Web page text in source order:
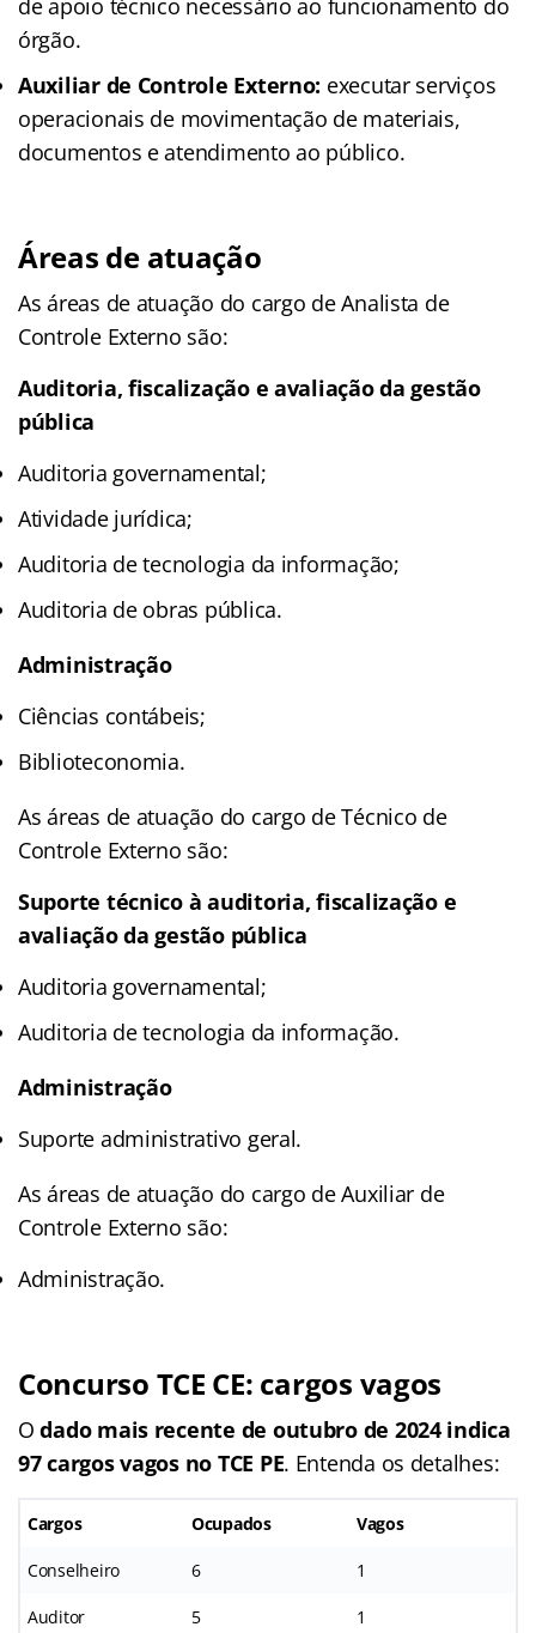
órgão.
Auxiliar de Controle Externo: executar serviços
operacionais de movimentação de materiais,
documentos e atendimento ao público.
Áreas de atuação
As áreas de atuação do cargo de Analista de
Controle Externo são:
Auditoria, fiscalização e avaliação da gestão
pública
Auditoria governamental;
Atividade jurídica;
Auditoria de tecnologia da informação;
Auditoria de obras pública.
Administração
Ciências contábeis;
Biblioteconomia.
As áreas de atuação do cargo de Técnico de
Controle Externo são:
Suporte técnico à auditoria, fiscalização e
avaliação da gestão pública
Auditoria governamental;
Auditoria de tecnologia da informação.
Administração
Suporte administrativo geral.
As áreas de atuação do cargo de Auxiliar de
Controle Externo são:
Administração.
Concurso TCE CE: cargos vagos
Odado mais recente de outubro de 2024 indica
97 cargos vagos no TCE PE. Entenda os detalhes:
Cargos Ocupados Vagos
Conselheiro 6 1
Auditor 5 1